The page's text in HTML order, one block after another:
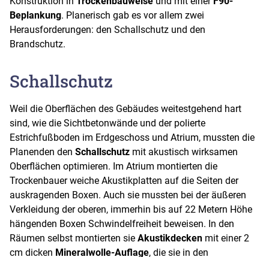
Beplankung. Planerisch gab es vor allem zwei
Herausforderungen: den Schallschutz und den
Brandschutz.
Schallschutz
Weil die Oberflächen des Gebäudes weitestgehend hart
sind, wie die Sichtbetonwände und der polierte
Estrichfußboden im Erdgeschoss und Atrium, mussten die
Planenden den Schallschutz mit akustisch wirksamen
Oberflächen optimieren. Im Atrium montierten die
Trockenbauer weiche Akustikplatten auf die Seiten der
auskragenden Boxen. Auch sie mussten bei der äußeren
Verkleidung der oberen, immerhin bis auf 22 Metern Höhe
hängenden Boxen Schwindelfreiheit beweisen. In den
Räumen selbst montierten sie Akustikdecken mit einer 2
cm dicken Mineralwolle-Auflage, die sie in den